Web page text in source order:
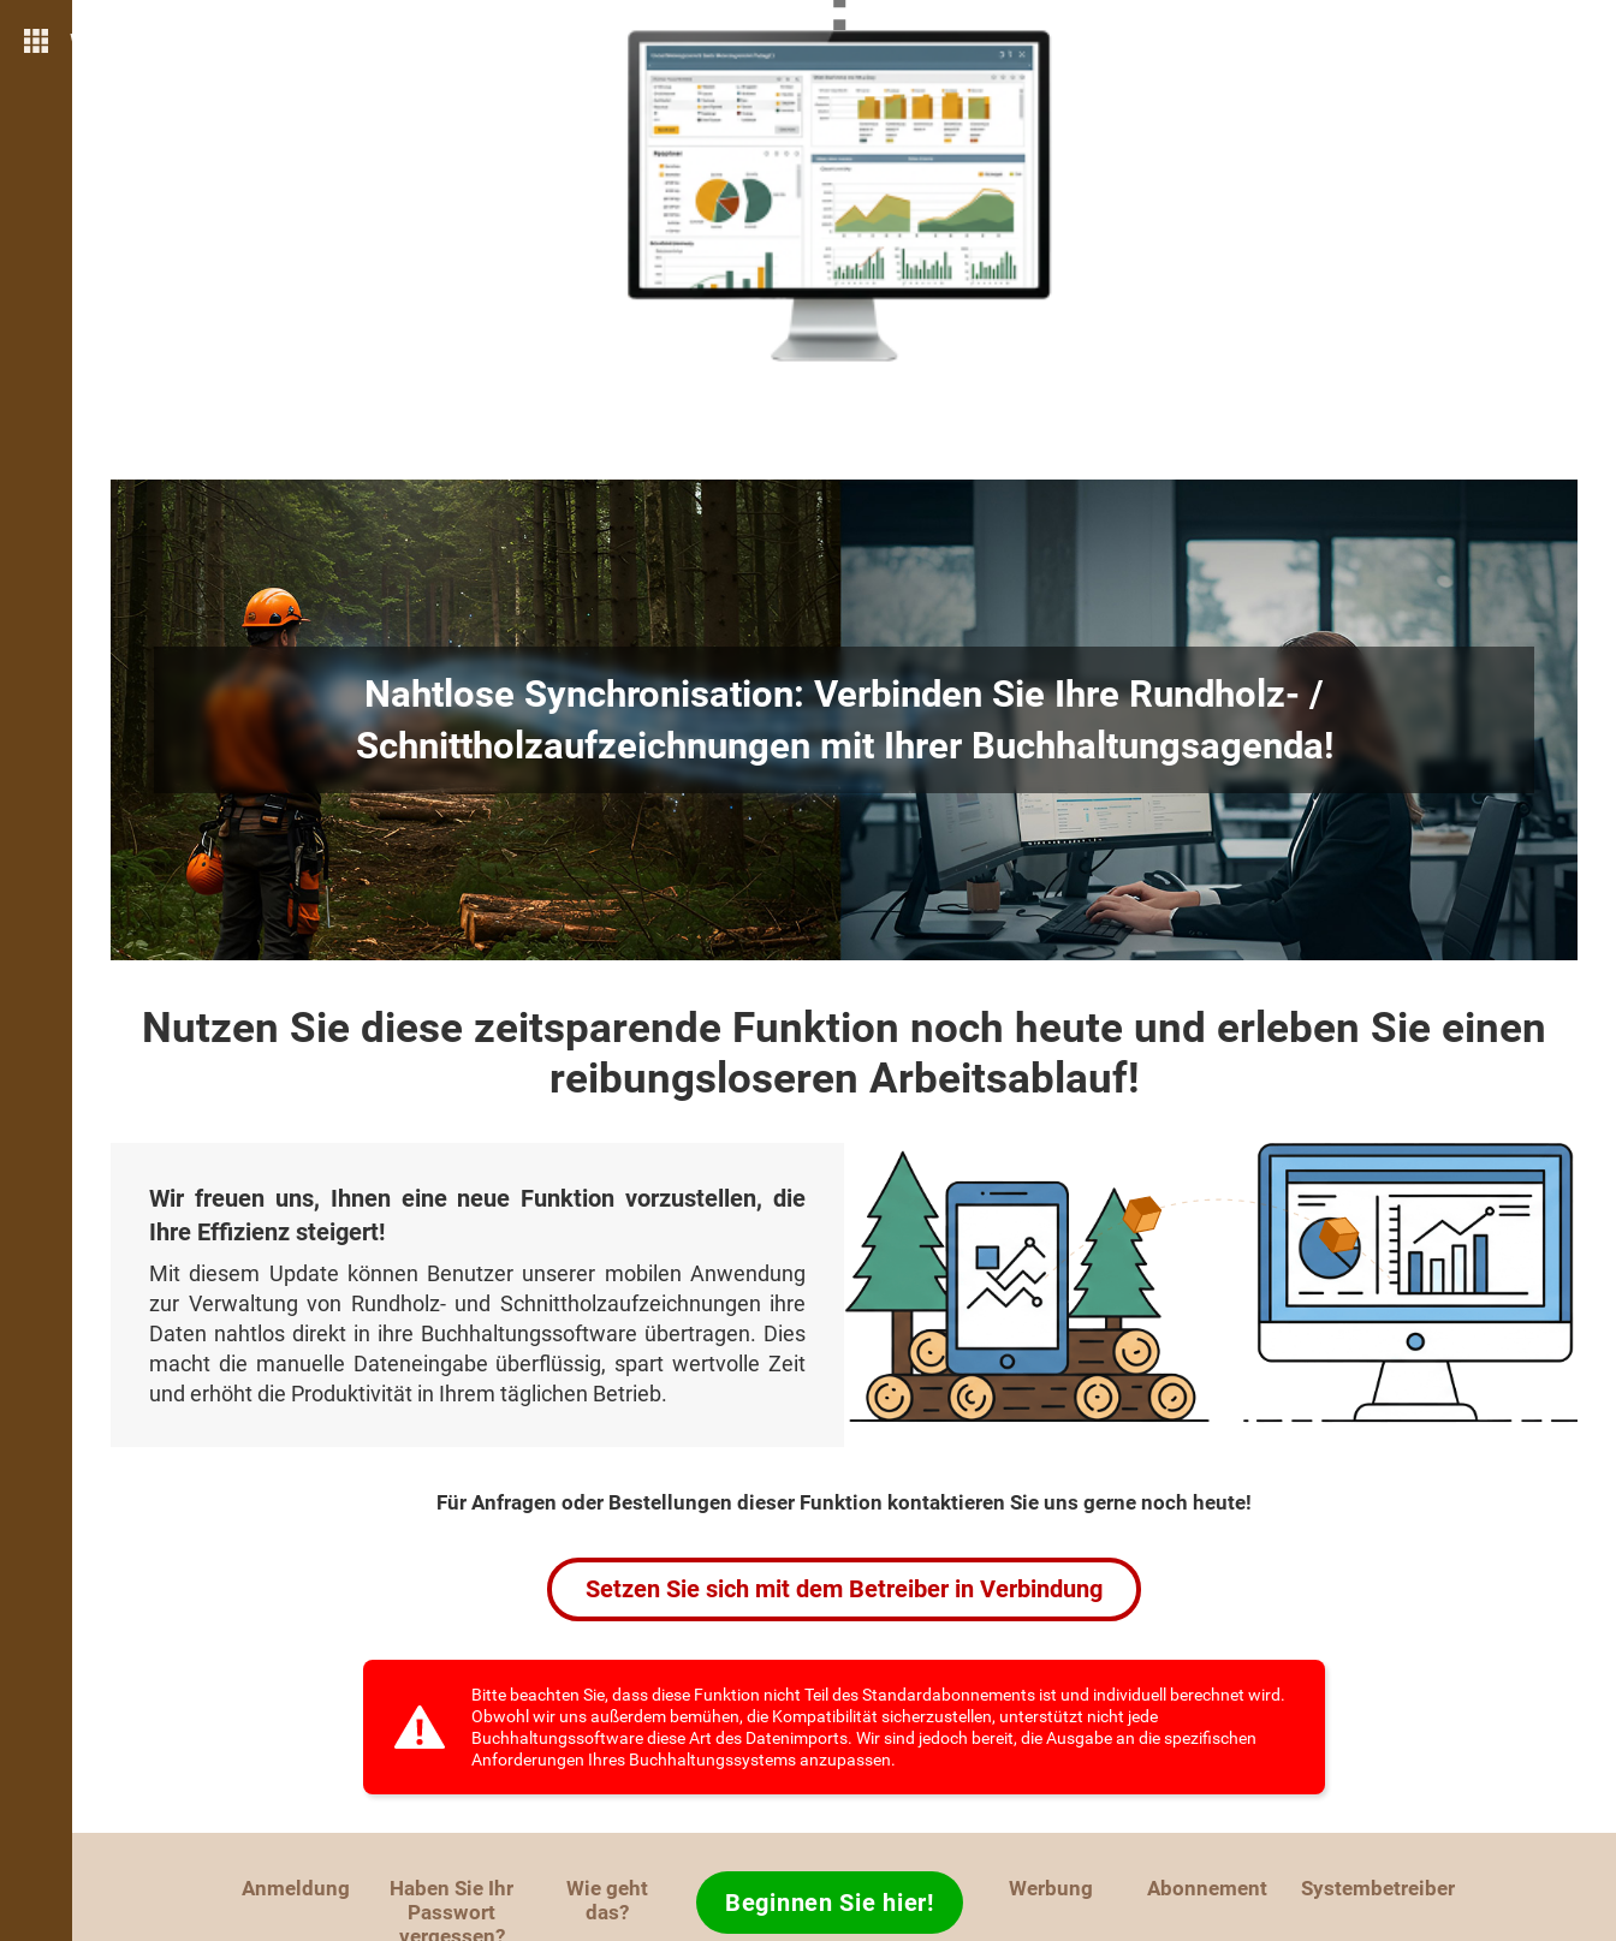
Weitere Funktionen
Nahtlose Synchronisation: Verbinden Sie Ihre Rundholz- /
Schnittholzaufzeichnungen mit Ihrer Buchhaltungsagenda!
Nutzen Sie diese zeitsparende Funktion noch heute und erleben Sie einen
reibungsloseren Arbeitsablauf!
Wir freuen uns, Ihnen eine neue Funktion vorzustellen, die
Ihre Effizienz steigert!
Mit diesem Update können Benutzer unserer mobilen Anwendung
zur Verwaltung von Rundholz- und Schnittholzaufzeichnungen ihre
Daten nahtlos direkt in ihre Buchhaltungssoftware übertragen. Dies
macht die manuelle Dateneingabe überflüssig, spart wertvolle Zeit
und erhöht die Produktivität in Ihrem täglichen Betrieb.
Für Anfragen oder Bestellungen dieser Funktion kontaktieren Sie uns gerne noch heute!
Setzen Sie sich mit dem Betreiber in Verbindung
Bitte beachten Sie, dass diese Funktion nicht Teil des Standardabonnements ist und individuell berechnet wird.
Obwohl wir uns außerdem bemühen, die Kompatibilität sicherzustellen, unterstützt nicht jede
Buchhaltungssoftware diese Art des Datenimports. Wir sind jedoch bereit, die Ausgabe an die spezifischen
Anforderungen Ihres Buchhaltungssystems anzupassen.
Anmeldung
Haben Sie Ihr
Passwort
Wie geht
das?
Beginnen Sie hier! Werbung Abonnement Systembetreiber